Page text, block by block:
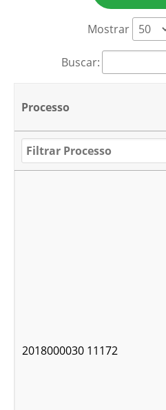
Mostrar
Buscar:
Processo
2018000030 11172